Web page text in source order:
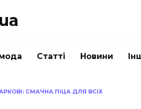
Статті Новини
СМАЧНА ПІЦА ДЛЯ ВСІХ